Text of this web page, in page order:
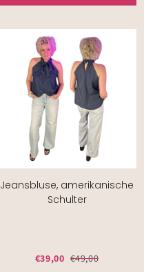
Jeansbluse, amerikanische
Schulter
€39,00 €49,00